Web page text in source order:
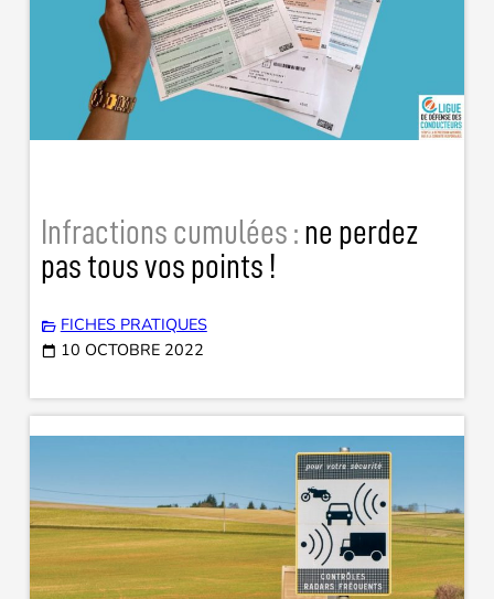
Infractions cumulées : ne perdez
pas tous vos points !
FICHES PRATIQUES
10 OCTOBRE 2022